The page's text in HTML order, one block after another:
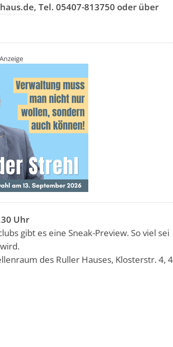
, Tel. 05407-813750 oder über
Anzeige
Uhr
gibt es eine Sneak-Preview. So viel sei
des Ruller Hauses, Klosterstr. 4,